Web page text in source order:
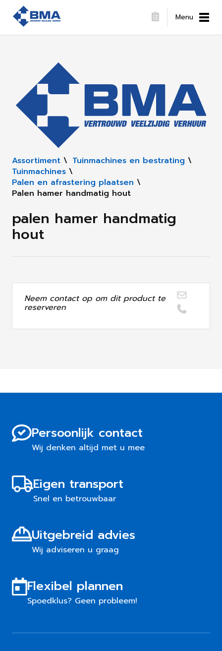
Menu
Assortiment \ Tuinmachines en bestrating \
Tuinmachines \
Palen en afrastering plaatsen \
Palen hamer handmatig hout
palen hamer handmatig
hout
Neem contact op om dit product te
reserveren
Persoonlijk contact
Wij denken altijd met u mee
Eigen transport
Snel en betrouwbaar
Uitgebreid advies
Wij adviseren u graag
Flexibel plannen
Spoedklus? Geen probleem!